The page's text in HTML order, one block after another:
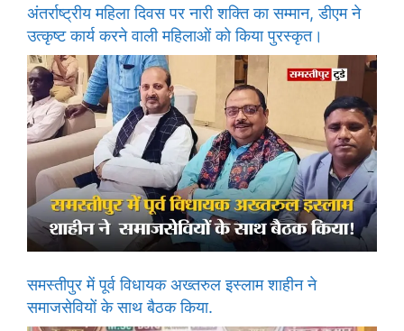
अंतर्राष्ट्रीय महिला दिवस पर नारी शक्ति का सम्मान, डीएम ने
उत्कृष्ट कार्य करने वाली महिलाओं को किया पुरस्कृत।
समस्तीपुर में पूर्व विधायक अख्तरुल इस्लाम शाहीन ने
समाजसेवियों के साथ बैठक किया.